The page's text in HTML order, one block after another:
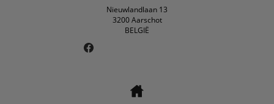
Nieuwlandlaan 13
3200 Aarschot
BELGIË